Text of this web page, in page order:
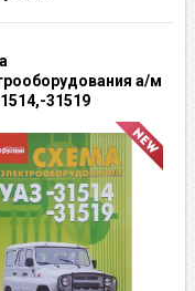
а/м
31519